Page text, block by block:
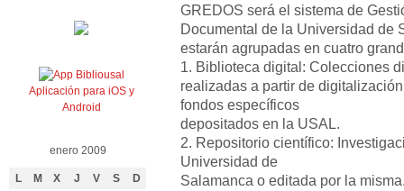
GREDOS será el sistema de
Documental de la Universidad de
estarán agrupadas en cuatro
1. Biblioteca digital: Colecciones
realizadas a partir de
fondos específicos
depositados en la USAL.
2. Repositorio científico:
Universidad de
Salamanca o editada por la
Aplicación para iOS y
Android
enero 2009
L M X J V S D